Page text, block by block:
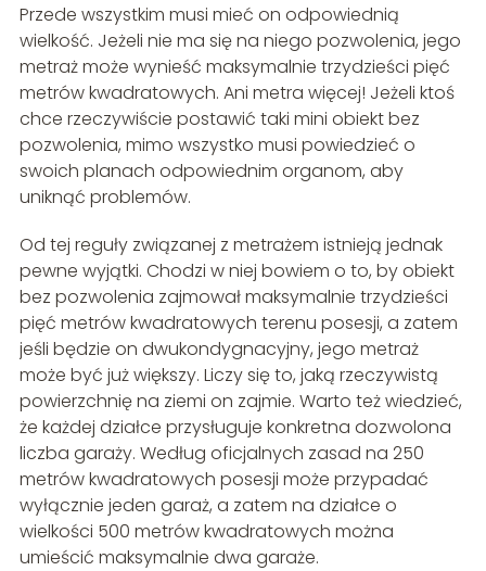
Przede wszystkim musi mieć on odpowiednią
wielkość. Jeżeli nie ma się na niego pozwolenia, jego
metraż może wynieść maksymalnie trzydzieści pięć
metrów kwadratowych. Ani metra więcej! Jeżeli ktoś
chce rzeczywiście postawić taki mini obiekt bez
pozwolenia, mimo wszystko musi powiedzieć o
swoich planach odpowiednim organom, aby
uniknąć problemów.
Od tej reguły związanej z metrażem istnieją jednak
pewne wyjątki. Chodzi w niej bowiem o to, by obiekt
bez pozwolenia zajmował maksymalnie trzydzieści
pięć metrów kwadratowych terenu posesji, a zatem
jeśli będzie on dwukondygnacyjny, jego metraż
może być już większy. Liczy się to, jaką rzeczywistą
powierzchnię na ziemi on zajmie. Warto też wiedzieć,
że każdej działce przysługuje konkretna dozwolona
liczba garaży. Według oficjalnych zasad na 250
metrów kwadratowych posesji może przypadać
wyłącznie jeden garaż, a zatem na działce o
wielkości 500 metrów kwadratowych można
umieścić maksymalnie dwa garaże.